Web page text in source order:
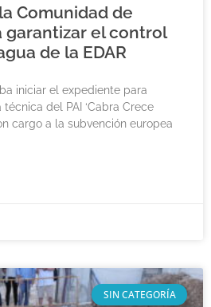
Comunidad de
garantizar el control
de la EDAR
iniciar el expediente para
del PAI ‘Cabra Crece
cargo a la subvención europea
SIN CATEGORÍA